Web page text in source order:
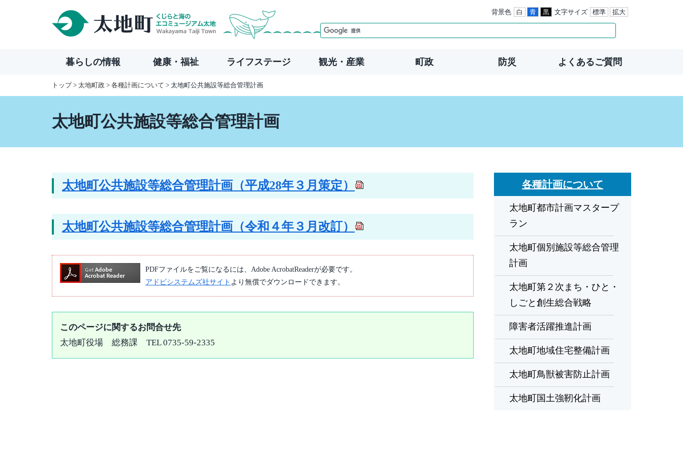
背景色 白 青 黒 文字サイズ 標準 拡大
暮らしの情報 健康・福祉 ライフステージ 観光・産業 町政 防災 よくあるご質問
トップ> 太地町政 > 各種計画について > 太地町公共施設等総合管理計画
太地町公共施設等総合管理計画
太地町公共施設等総合管理計画（平成28年３月策定）
太地町公共施設等総合管理計画（令和４年３月改訂）
PDFファイルをご覧になるには、Adobe AcrobatReaderが必要です。
アドビシステムズ社サイト より無償でダウンロードできます。
このページに関するお問合せ先
太地町役場
総務課 TEL 0735-59-2335
各種計画について
太地町都市計画マスタープ
ラン
太地町個別施設等総合管理
計画
太地町第２次まち・ひと・
しごと創生総合戦略
障害者活躍推進計画
太地町地域住宅整備計画
太地町鳥獣被害防止計画
太地町国土強靭化計画